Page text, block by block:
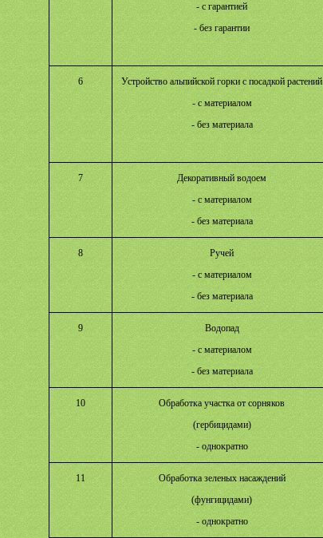
- с гарантией
- без гарантии
6
Устройство альпийской горки с посадкой растений
- с материалом
- без материала
7
Декоративный водоем
- с материалом
- без материала
8
Ручей
- с материалом
- без материала
9
Водопад
- с материалом
- без материала
10
Обработка участка от сорняков
(гербицидами)
- однократно
11
Обработка зеленых насаждений
(фунгицидами)
- однократно